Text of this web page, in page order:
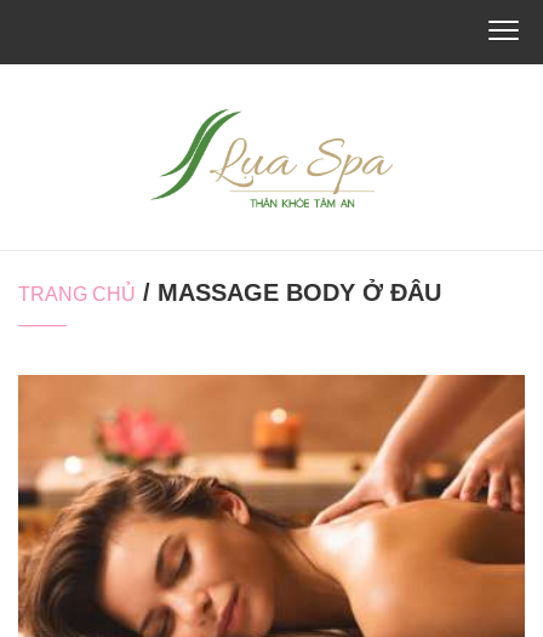
TRANG CHỦ / MASSAGE BODY Ở ĐÂU